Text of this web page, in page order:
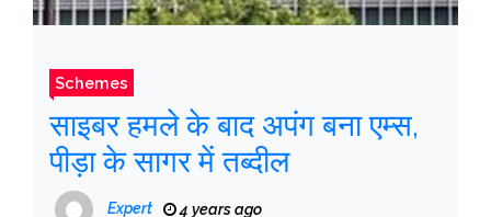
Schemes
साइबर हमले के बाद अपंग बना एम्स,
पीड़ा के सागर में तब्दील
Expert 4 years ago